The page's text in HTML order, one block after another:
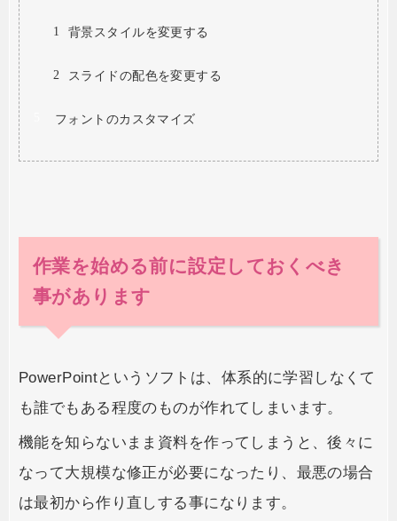
背景スタイルを変更する
スライドの配色を変更する
フォントのカスタマイズ
作業を始める前に設定しておくべき
事があります
PowerPointというソフトは、体系的に学習しなくて
も誰でもある程度のものが作れてしまいます。
機能を知らないまま資料を作ってしまうと、後々に
なって大規模な修正が必要になったり、最悪の場合
は最初から作り直しする事になります。